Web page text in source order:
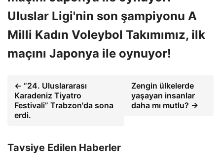
Uluslar Ligi'nin son şampiyonu A
Milli Kadın Voleybol Takımımız, ilk
maçını Japonya ile oynuyor!
← “24. Uluslararası
Karadeniz Tiyatro
Festivali” Trabzon'da sona
erdi.
Zengin ülkelerde
yaşayan insanlar
daha mı mutlu? →
Tavsiye Edilen Haberler